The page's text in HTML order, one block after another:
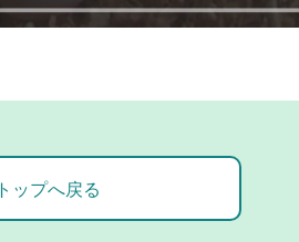
トップへ戻る